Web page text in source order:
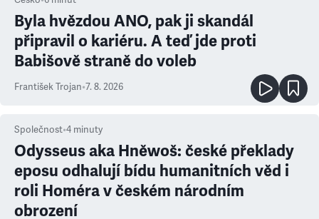
Byla hvězdou ANO, pak ji skandál
připravil o kariéru. A teď jde proti
Babišově straně do voleb
František Trojan•7. 8. 2026
Společnost•4 minuty
Odysseus aka Hněwoš: české překlady
eposu odhalují bídu humanitních věd i
roli Homéra v českém národním
obrození